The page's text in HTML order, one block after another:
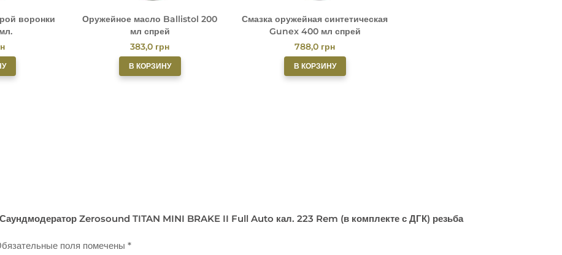
воронки
Оружейное масло Ballistol 200
мл спрей
383,0 грн
В КОРЗИНУ
Смазка оружейная синтетическая
Gunex 400 мл спрей
788,0 грн
В КОРЗИНУ
Zerosound TITAN MINI BRAKE II Full Auto кал. 223 Rem (в комплекте с ДГК) резьба
поля помечены*